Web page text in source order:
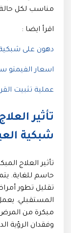
مناسب لكل
اقرأ ايضا :
دهون على
اسعار الفيمتو
عملية تثبيت
تأثير
شبكية
تأثير العلاج
حاسم للغاية.
تقليل تطور
المستقبلي.
مبكرة من
وفقدان الرؤية